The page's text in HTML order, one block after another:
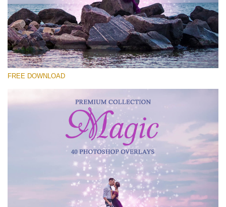
Free Photoshop Overlay #24
Small 800*533px
Magic Collection
(40 Overlays)
Luxury Wedding
Large 6000*4000px
Entire Collection
FREE DOWNLOAD